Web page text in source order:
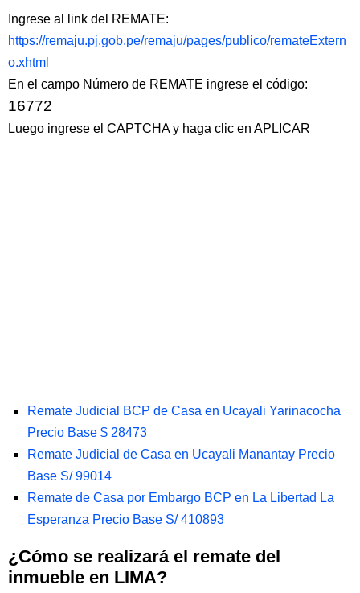
Ingrese al link del REMATE:
https://remaju.pj.gob.pe/remaju/pages/publico/remateExtern
o.xhtml
En el campo Número de REMATE ingrese el código:
16772
Luego ingrese el CAPTCHA y haga clic en APLICAR
Remate Judicial BCP de Casa en Ucayali Yarinacocha
Precio Base $ 28473
Remate Judicial de Casa en Ucayali Manantay Precio
Base S/ 99014
Remate de Casa por Embargo BCP en La Libertad La
Esperanza Precio Base S/ 410893
¿Cómo se realizará el remate del
inmueble en LIMA?